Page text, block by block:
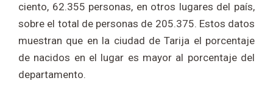
ciento, 62.355 personas, en otros lugares del país,
sobre el total de personas de 205.375. Estos datos
muestran que en la ciudad de Tarija el porcentaje
de nacidos en el lugar es mayor al porcentaje del
departamento.